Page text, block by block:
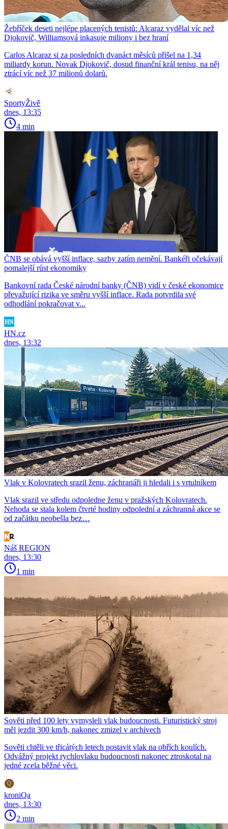
Žebříček deseti nejlépe placených tenistů: Alcaraz vydělal víc než
Djokovič, Williamsová inkasuje miliony i bez hraní
Carlos Alcaraz si za posledních dvanáct měsíců přišel na 1,34
miliardy korun. Novak Djokovič, dosud finanční král tenisu, na něj
ztrácí víc než 37 milionů dolarů.
SportyŽivě
dnes, 13:35
4 min
ČNB se obává vyšší inflace, sazby zatím nemění. Bankéři očekávají
pomalejší růst ekonomiky
Bankovní rada České národní banky (ČNB) vidí v české ekonomice
převažující rizika ve směru vyšší inflace. Rada potvrdila své
odhodlání pokračovat v...
HN.cz
dnes, 13:32
Vlak v Kolovratech srazil ženu, záchranáři ji hledali i s vrtulníkem
Vlak srazil ve středu odpoledne ženu v pražských Kolovratech.
Nehoda se stala kolem čtvrté hodiny odpolední a záchranná akce se
od začátku neobešla bez…
Náš REGION
dnes, 13:30
1 min
Sověti před 100 lety vymysleli vlak budoucnosti. Futuristický stroj
měl jezdit 300 km/h, nakonec zmizel v archivech
Sověti chtěli ve třicátých letech postavit vlak na obřích koulích.
Odvážný projekt rychlovlaku budoucnosti nakonec ztroskotal na
jedné zcela běžné věci.
kroniQa
dnes, 13:30
2 min